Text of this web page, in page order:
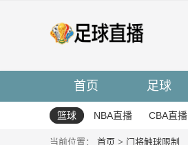
首页 足球
篮球 NBA直播 CBA直播
当前位置： 首页 > 门将触球限制